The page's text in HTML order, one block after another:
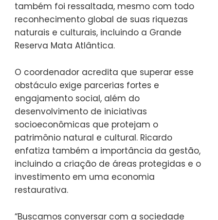
também foi ressaltada, mesmo com todo
reconhecimento global de suas riquezas
naturais e culturais, incluindo a Grande
Reserva Mata Atlântica.
O coordenador acredita que superar esse
obstáculo exige parcerias fortes e
engajamento social, além do
desenvolvimento de iniciativas
socioeconômicas que protejam o
patrimônio natural e cultural. Ricardo
enfatiza também a importância da gestão,
incluindo a criação de áreas protegidas e o
investimento em uma economia
restaurativa.
“Buscamos conversar com a sociedade